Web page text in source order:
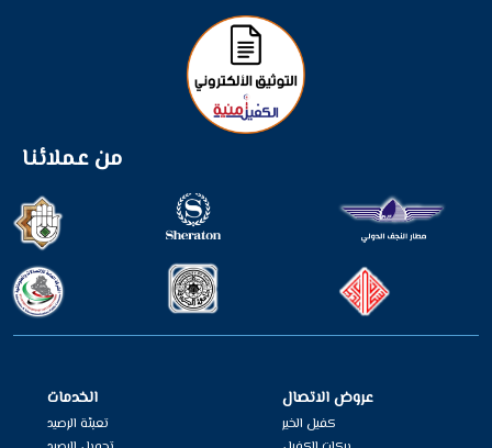
من عملائنا
الخدمات
تعبئة الرصيد
عروض الاتصال
كفيل الخير